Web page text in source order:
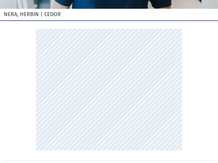
NERA, HERBIN | CEDOR